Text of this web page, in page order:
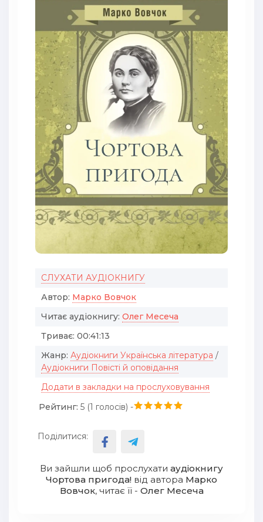
СЛУХАТИ АУДІОКНИГУ
Автор: Марко Вовчок
Читає аудіокнигу: Олег Месеча
Триває: 00:41:13
Жанр: Аудіокниги Українська література /
Аудіокниги Повісті й оповідання
Додати в закладки на прослуховування
Рейтинг: 5 (1 голосів) -
Поділитися:
Ви зайшли щоб прослухати аудіокнигу
Чортова пригода! від автора Марко
Вовчок, читає її - Олег Месеча